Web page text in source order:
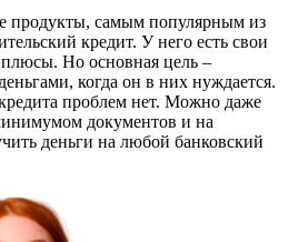
продукты, самым популярным из
кредит. У него есть свои
Но основная цель –
когда он в них нуждается.
проблем нет. Можно даже
документов и на
деньги на любой банковский